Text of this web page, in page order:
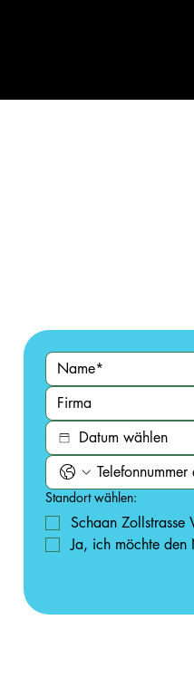
Standort wählen:
Schaan Zollstrasse
Ja, ich möchte den